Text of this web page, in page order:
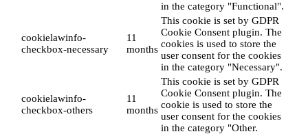
in the category "Functional".
cookielawinfo-
checkbox-necessary
11
months
This cookie is set by GDPR
Cookie Consent plugin. The
cookies is used to store the
user consent for the cookies
in the category "Necessary".
cookielawinfo-
checkbox-others
11
months
This cookie is set by GDPR
Cookie Consent plugin. The
cookie is used to store the
user consent for the cookies
in the category "Other.